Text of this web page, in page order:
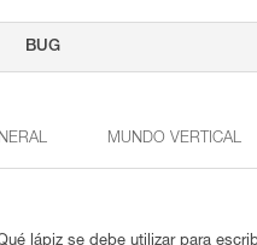
MUNDO VERTICAL